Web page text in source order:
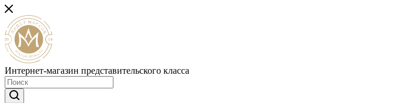
Интернет-магазин представительского класса